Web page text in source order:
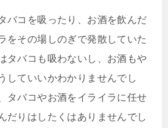
バコを吸ったり、お酒を飲んだ
をその場しのぎで発散していた
タバコも吸わないし、お酒もや
していいかわかりませんでし
タバコやお酒をイライラに任せ
だりはしたくはありませんでし